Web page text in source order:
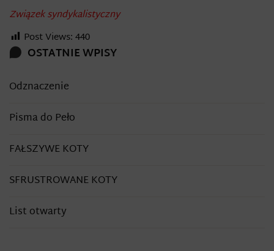
Związek syndykalistyczny
Post Views:440
OSTATNIE WPISY
Odznaczenie
Pisma do Peło
FAŁSZYWE KOTY
SFRUSTROWANE KOTY
List otwarty